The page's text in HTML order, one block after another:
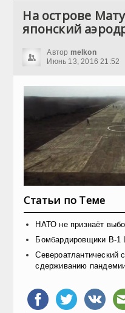
На острове
японский
Автор melkon
Июнь 13, 2016 21:52
Статьи по Теме
НАТО не признаёт
Бомбардировщики B-1
Североатлантический
сдерживанию